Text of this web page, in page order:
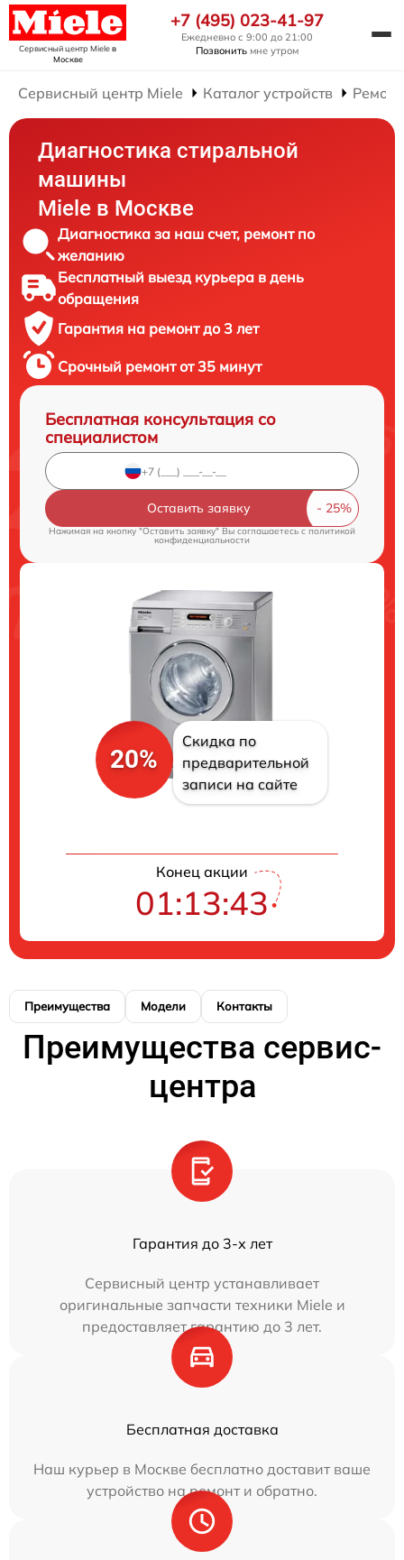
Сервисный центр Mieleв
Москве
+7 (495) 023-41-97
Ежедневно с 9:00 до 21:00
Позвонить мне утром
Сервисный центр Miele Каталог устройств
Диагностика стиральной
машины
Miele в Москве
Диагностика за наш счет, ремонт по
желанию
Бесплатный выезд курьера в день
обращения
Гарантия на ремонт до 3 лет
Срочный ремонт от 35 минут
Бесплатная консультация со
специалистом
Оставить заявку
Нажимая на кнопку "Оставить заявку" Вы соглашаетесь cполитикой
конфиденциальности
20%
Скидка по
предварительной
записи на сайте
Конец акции
01:13:43
Преимущества Модели Контакты
Преимущества сервис-
центра
Гарантия до 3-х лет
Сервисный центр устанавливает
оригинальные запчасти техники Miele и
предоставляет гарантию до 3 лет.
Бесплатная доставка
Наш курьер в Москве бесплатно доставит ваше
устройство на ремонт и обратно.